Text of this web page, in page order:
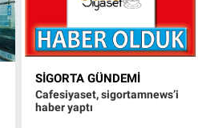
SIGORTA GÜNDEMI
Cafesiyaset, sigortamnews’i
haber yaptı